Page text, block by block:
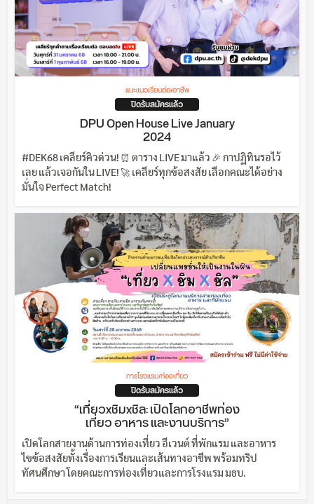
แนะแนวเรียนต่อ/อาชีพ
ปิดรับสมัครแล้ว
DPU Open House Live January
2024
#DEK68 เคลียร์คิวด่วน! ⏰ ตาราง LIVE มาแล้ว 🎉 กาปฏิทินรอไว้
เลย แล้วเจอกันใน LIVE! 🚀 เคลียร์ทุกข้อสงสัย เลือกคณะได้อย่าง
มั่นใจ Perfect Match!
การโรงแรม/ท่องเที่ยว
ปิดรับสมัครแล้ว
“เที่ยวxชิมxชิล: เปิดโลกอาชีพท่อง
เที่ยว อาหาร และงานบริการ”
เปิดโลกสายงานด้านการท่องเที่ยว อีเวนต์ ที่พักแรม และอาหาร
ไขข้อสงสัยทั้งเรื่องการเรียนและเส้นทางอาชีพ พร้อมทริป
ทัศนศึกษา โดยคณะการท่องเที่ยวและการโรงแรม มธบ.